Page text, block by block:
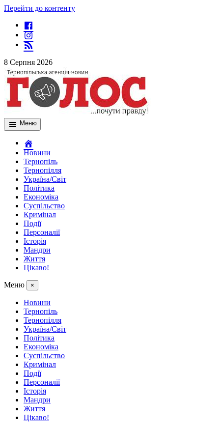
Перейти до контенту
8 Серпня 2026
Меню
Новини
Тернопіль
Тернопілля
Україна/Світ
Політика
Економіка
Суспільство
Кримінал
Події
Персоналії
Історія
Мандри
Життя
Цікаво!
Меню ×
Новини
Тернопіль
Тернопілля
Україна/Світ
Політика
Економіка
Суспільство
Кримінал
Події
Персоналії
Історія
Мандри
Життя
Цікаво!